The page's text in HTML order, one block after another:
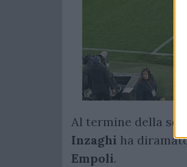
Al termine della
Inzaghi ha
Empoli.